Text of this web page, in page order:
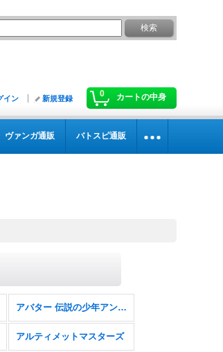
0 カートの中身
イン 新規登録
ヴァンガ通販 バトスピ通販
アバター 伝説の少年アン・エターナル使用可能カード FOIL
アルティメットマスターズ